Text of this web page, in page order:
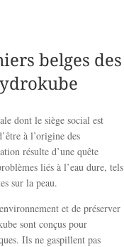
belges des
dont le siège social est
à l’origine des
résulte d’une quête
liés à l’eau dure, tels
sur la peau.
et de préserver
sont conçus pour
Ils ne gaspillent pas